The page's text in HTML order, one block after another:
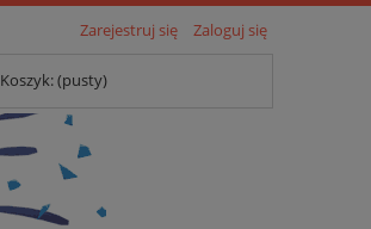
Zarejestruj się Zaloguj się
Koszyk:(pusty)